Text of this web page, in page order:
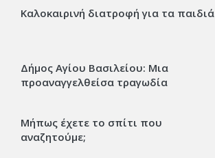
Καλοκαιρινή διατροφή για τα παιδιά
Δήμος Αγίου Βασιλείου: Μια
προαναγγελθείσα τραγωδία
Μήπως έχετε το σπίτι που
αναζητούμε;